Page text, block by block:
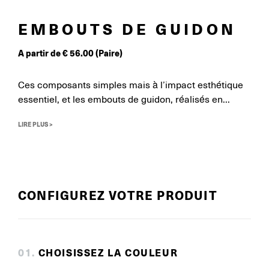
EMBOUTS DE GUIDON
A partir de€56.00(Paire)
Ces composants simples mais à l’impact esthétique
essentiel, et les embouts de guidon, réalisés en...
LIRE PLUS >
CONFIGUREZ VOTRE PRODUIT
01 . CHOISISSEZ LA COULEUR